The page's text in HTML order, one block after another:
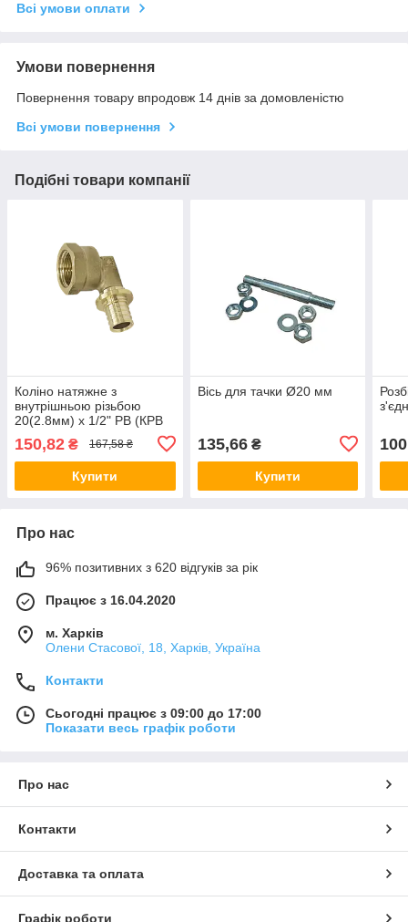
Всі умови оплати
Умови повернення
Повернення товару впродовж 14 днів за домовленістю
Всі умови повернення
Подібні товари компанії
Коліно натяжне з
внутрішньою різьбою
20(2.8мм) x 1/2" РВ (КРВ
150,82 ₴ 167,58 ₴
Купити
Вісь для тачки Ø20 мм
135,66₴
Купити
Про нас
96% позитивних з 620 відгуків за рік
Працює з 16.04.2020
м. Харків
Олени Стасової, 18, Харків, Україна
Контакти
Сьогодні працює з 09:00 до 17:00
Показати весь графік роботи
Про нас
Контакти
Доставка та оплата
Графік роботи